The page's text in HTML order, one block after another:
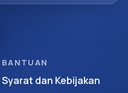
BANTUAN
Syarat dan Kebijakan